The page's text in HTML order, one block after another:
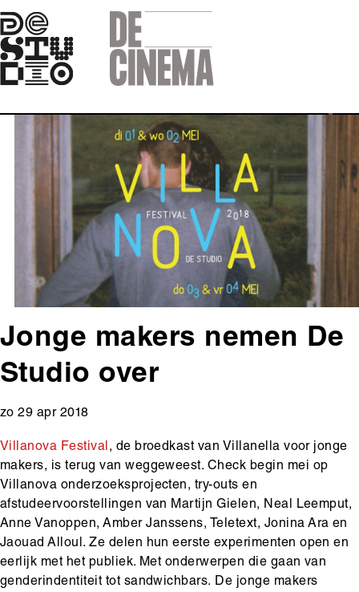
Skip
to
main
navigation
Jonge makers nemen De
Studio over
zo 29 apr 2018
Villanova Festival, de broedkast van Villanella voor jonge
makers, is terug van weggeweest. Check begin mei op
Villanova onderzoeksprojecten, try-outs en
afstudeervoorstellingen van Martijn Gielen, Neal Leemput,
Anne Vanoppen, Amber Janssens, Teletext, Jonina Ara en
Jaouad Alloul. Ze delen hun eerste experimenten open en
eerlijk met het publiek. Met onderwerpen die gaan van
genderindentiteit tot sandwichbars. De jonge makers